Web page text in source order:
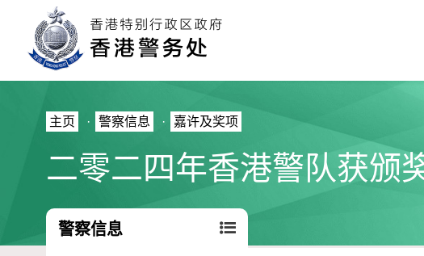
主页 · 警察信息 · 嘉许及奖项
二零二四年香港警队获颁
警察信息